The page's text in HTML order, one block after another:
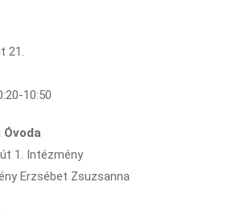
21.
10:50
1. Intézmény
Erzsébet Zsuzsanna